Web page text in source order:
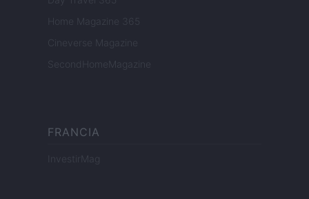
Home Magazine 365
Cineverse Magazine
SecondHomeMagazine
FRANCIA
InvestirMag